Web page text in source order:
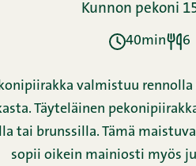
Kunnon pekoni
40min 6
valmistuu
Täyteläinen
tai brunssilla. Tämä
sopii oikein mainiosti myös